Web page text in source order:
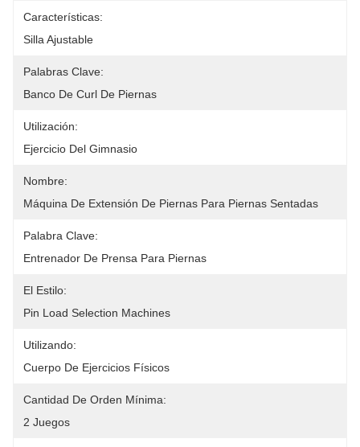
Características:
Silla Ajustable
Palabras Clave:
Banco De Curl De Piernas
Utilización:
Ejercicio Del Gimnasio
Nombre:
Máquina De Extensión De Piernas Para Piernas Sentadas
Palabra Clave:
Entrenador De Prensa Para Piernas
El Estilo:
Pin Load Selection Machines
Utilizando:
Cuerpo De Ejercicios Físicos
Cantidad De Orden Mínima:
2 Juegos